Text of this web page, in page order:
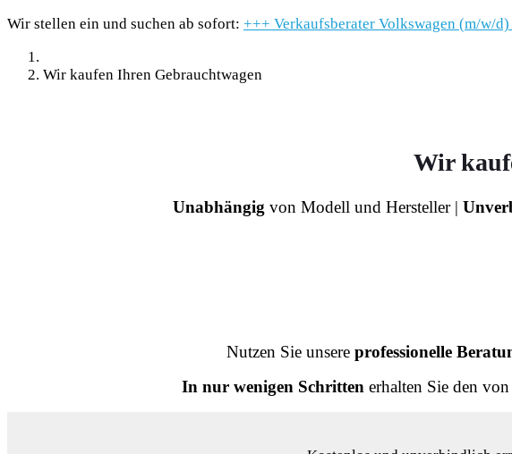
Wir stellen ein und suchen ab sofort: +++ Verkaufsberater Volkswagen (m/w/d)
Wir kaufen Ihren Gebrauchtwagen
Wir
Unabhängig von Modell und Hersteller |
Nutzen Sie unsere professionelle
In nur wenigen Schritten erhalten Sie den